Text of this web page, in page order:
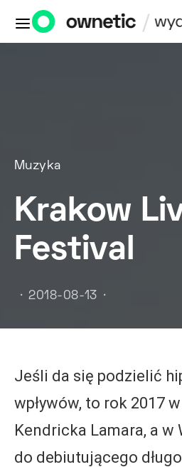
Muzyka
Krakow
Festival
2018-08-13
Jeśli da się podzielić
wpływów, to rok 2017
Kendricka Lamara, a
do debiutującego